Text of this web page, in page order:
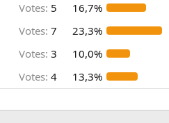
Votes: 5
16,7%
Votes: 7
23,3%
Votes: 3
10,0%
Votes: 4 13,3%